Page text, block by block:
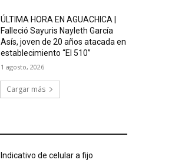
ÚLTIMA HORA EN AGUACHICA |
Falleció Sayuris Nayleth García
Asís, joven de 20 años atacada en
establecimiento “El 510”
1 agosto, 2026
Cargar más
Indicativo de celular a fijo